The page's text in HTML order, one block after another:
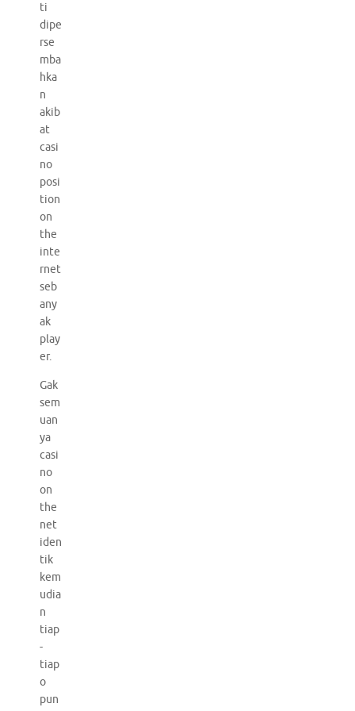
ti
dipe
rse
mba
hka
n
akib
at
casi
no
posi
tion
on
the
inte
rnet
seb
any
ak
play
er.
Gak
sem
uan
ya
casi
no
on
the
net
iden
tik
kem
udia
n
tiap
-
tiap
o
pun